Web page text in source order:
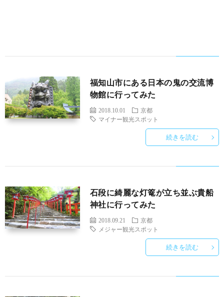
福知山市にある日本の鬼の交流博
物館に行ってみた
2018.10.01
京都
マイナー観光スポット
続きを読む
石段に綺麗な灯篭が立ち並ぶ貴船
神社に行ってみた
2018.09.21
京都
メジャー観光スポット
続きを読む